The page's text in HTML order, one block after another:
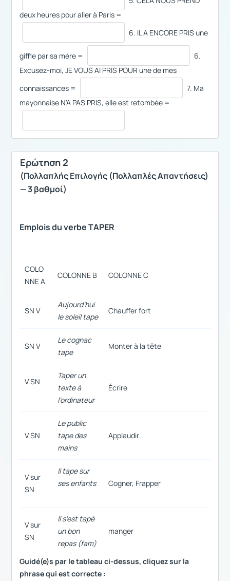
deux heures pour aller à Paris =
6. IL A ENCORE PRIS une
giffle par sa mère =
6.
Excusez-moi, JE VOUS AI PRIS POUR une de mes
connaissances =
7. Ma
mayonnaise N'A PAS PRIS, elle est retombée =
Ερώτηση 2
(Πολλαπλής Επιλογής (Πολλαπλές Απαντήσεις)
— 3 βαθμοί)
Emplois du verbe TAPER
COLO
NNE A
COLONNE B COLONNE C
SN V
Aujourd’hui
le soleil tape
Chauffer fort
SN V
Le cognac
tape
Monter à la tête
V SN
Taper un
texte à
l’ordinateur
Écrire
V SN
Le public
tape des
mains
Applaudir
V sur
SN
Il tape sur
ses enfants
Cogner, Frapper
V sur
SN
Il s’est tapé
un bon
repas (fam)
manger
Guidé(e)s par le tableau ci-dessus, cliquez sur la
phrase qui est correcte :